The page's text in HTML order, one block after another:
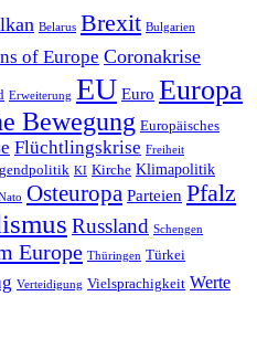
Belarus Brexit Bulgarien
of Europe Coronakrise
Erweiterung EU Euro Europa
Bewegung Europäisches
Flüchtlingskrise Freiheit
KI Kirche Klimapolitik
Osteuropa Parteien Pfalz
Russland Schengen
Europe Thüringen Türkei
Verteidigung Vielsprachigkeit Werte